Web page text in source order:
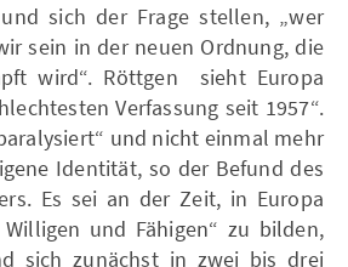
sich der Frage stellen, „wer
sein in der neuen Ordnung, die
wird“. Röttgen sieht Europa
Verfassung seit 1957“.
und nicht einmal mehr
Identität, so der Befund des
Es sei an der Zeit, in Europa
und Fähigen“ zu bilden,
sich zunächst in zwei bis drei